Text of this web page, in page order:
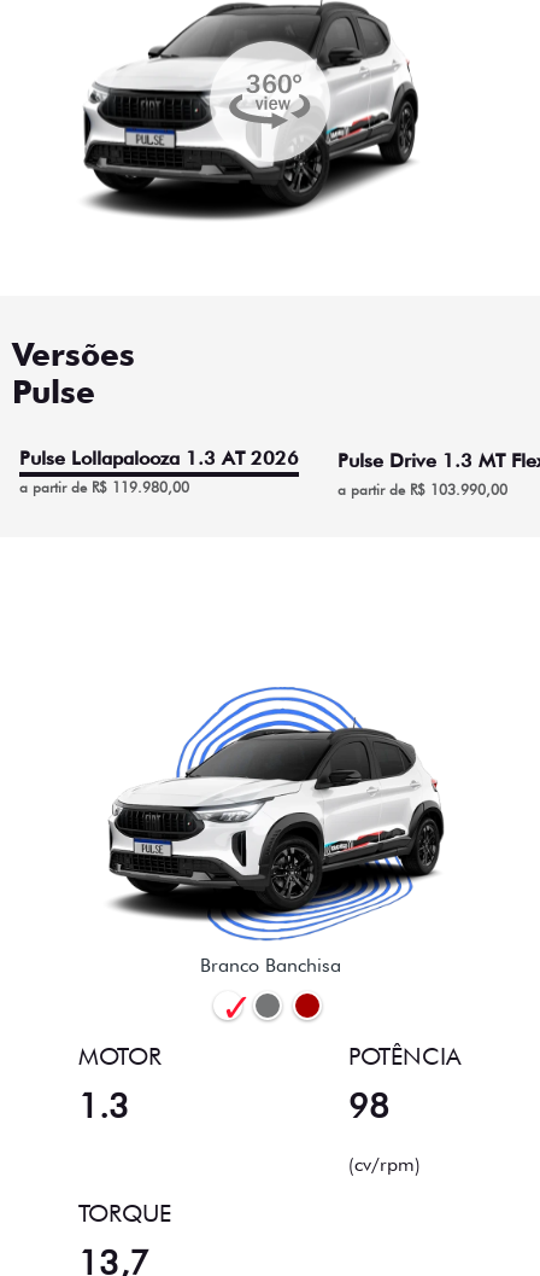
Versões
Pulse
Pulse Lollapalooza 1.3 AT 2026
a partir de R$ 119.980,00
Pulse Drive 1.3 MT
a partir de R$ 103.990,00
Branco Banchisa
MOTOR
1.3
POTÊNCIA
98
(cv/rpm)
TORQUE
13,7